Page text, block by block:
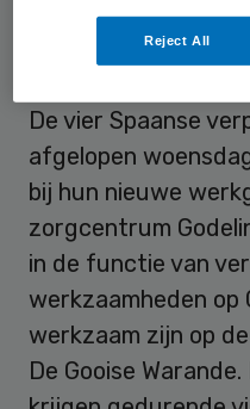
Inzet
De vier Spaanse
afgelopen
bij hun nieuwe
zorgcentrum
in de functie van
werkzaamheden op
werkzaam zijn op
De Gooise
Reject All